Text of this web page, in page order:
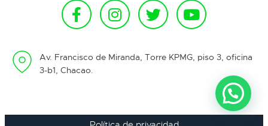
Av. Francisco de Miranda, Torre KPMG, piso 3, oficina
3-b1, Chacao.